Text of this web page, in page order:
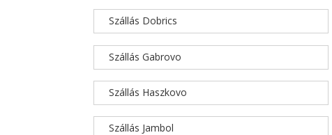
Szállás Dobrics
Szállás Gabrovo
Szállás Haszkovo
Szállás Jambol